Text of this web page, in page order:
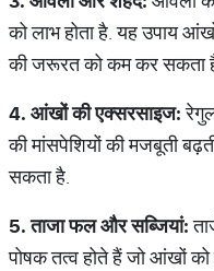
को लाभ होता है. यह उपाय
की जरूरत को कम कर सकता
4. आंखोंकीएक्सरसाइज:
की मांसपेशियों की मजबूती
सकता है.
5.ताजाफलऔरसब्जियां:
पोषक तत्व होते हैं जो आंखों